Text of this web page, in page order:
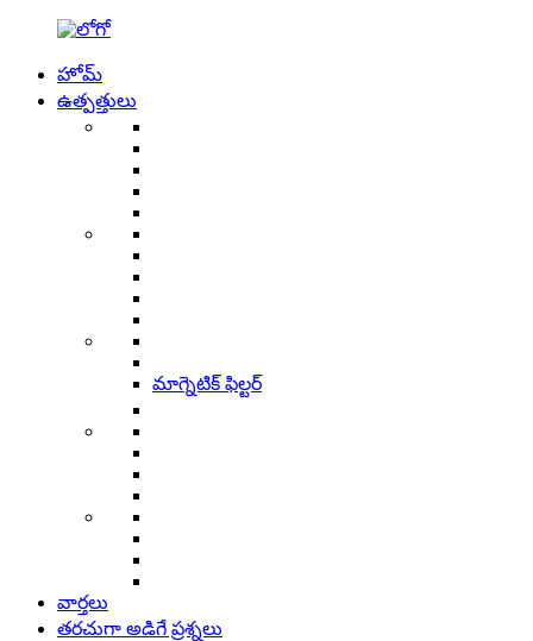
హోమ్
ఉత్పత్తులు
మాగ్నెటిక్ ఫిల్టర్
వార్తలు
తరచుగా అడిగే ప్రశ్నలు